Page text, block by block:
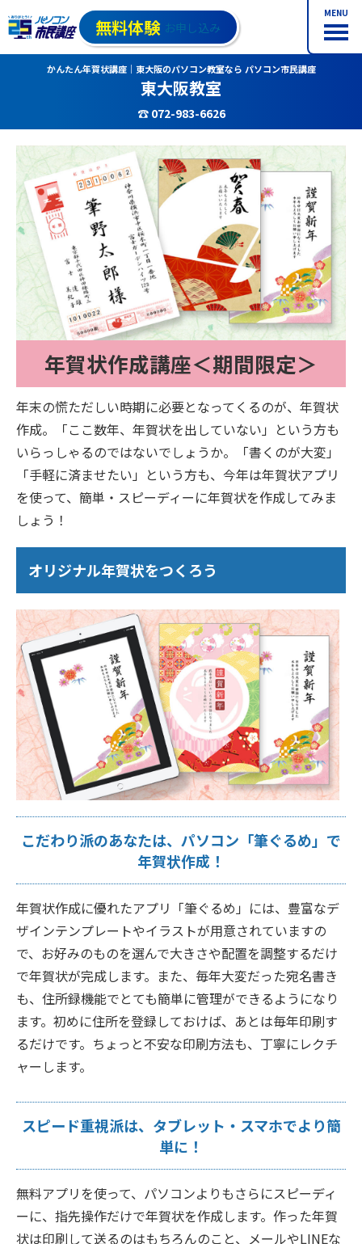
MENU
無料体験 お申し込み
かんたん年賀状講座｜東大阪のパソコン教室なら パソコン市民講座
東大阪教室
☎ 072-983-6626
年賀状作成講座＜期間限定＞
年末の慌ただしい時期に必要となってくるのが、年賀状
作成。「ここ数年、年賀状を出していない」という方も
いらっしゃるのではないでしょうか。「書くのが大変」
「手軽に済ませたい」という方も、今年は年賀状アプリ
を使って、簡単・スピーディーに年賀状を作成してみま
しょう！
オリジナル年賀状をつくろう
こだわり派のあなたは、パソコン「筆ぐるめ」で
年賀状作成！
年賀状作成に優れたアプリ「筆ぐるめ」には、豊富なデ
ザインテンプレートやイラストが用意されていますの
で、お好みのものを選んで大きさや配置を調整するだけ
で年賀状が完成します。また、毎年大変だった宛名書き
も、住所録機能でとても簡単に管理ができるようになり
ます。初めに住所を登録しておけば、あとは毎年印刷す
るだけです。ちょっと不安な印刷方法も、丁寧にレクチ
ャーします。
スピード重視派は、タブレット・スマホでより簡
単に！
無料アプリを使って、パソコンよりもさらにスピーディ
ーに、指先操作だけで年賀状を作成します。作った年賀
状は印刷して送るのはもちろんのこと、メールやLINEな